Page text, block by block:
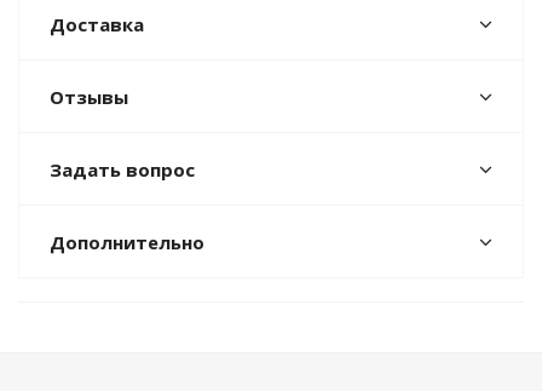
Доставка
Отзывы
Задать вопрос
Дополнительно